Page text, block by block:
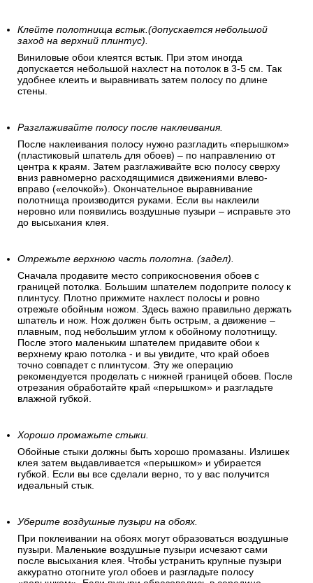
Клейте полотнища встык.(допускается небольшой
заход на верхний плинтус).
Виниловые обои клеятся встык. При этом иногда
допускается небольшой нахлест на потолок в 3-5 см. Так
удобнее клеить и выравнивать затем полосу по длине
стены.
Разглаживайте полосу после наклеивания.
После наклеивания полосу нужно разгладить «перышком»
(пластиковый шпатель для обоев) – по направлению от
центра к краям. Затем разглаживайте всю полосу сверху
вниз равномерно расходящимися движениями влево-
вправо («елочкой»). Окончательное выравнивание
полотнища производится руками. Если вы наклеили
неровно или появились воздушные пузыри – исправьте это
до высыхания клея.
Отрежьте верхнюю часть полотна. (задел).
Сначала продавите место соприкосновения обоев с
границей потолка. Большим шпателем подоприте полосу к
плинтусу. Плотно прижмите нахлест полосы и ровно
отрежьте обойным ножом. Здесь важно правильно держать
шпатель и нож. Нож должен быть острым, а движение –
плавным, под небольшим углом к обойному полотнищу.
После этого маленьким шпателем придавите обои к
верхнему краю потолка - и вы увидите, что край обоев
точно совпадет с плинтусом. Эту же операцию
рекомендуется проделать с нижней границей обоев. После
отрезания обработайте край «перышком» и разгладьте
влажной губкой.
Хорошо промажьте стыки.
Обойные стыки должны быть хорошо промазаны. Излишек
клея затем выдавливается «перышком» и убирается
губкой. Если вы все сделали верно, то у вас получится
идеальный стык.
Уберите воздушные пузыри на обоях.
При поклеивании на обоях могут образоваться воздушные
пузыри. Маленькие воздушные пузыри исчезают сами
после высыхания клея. Чтобы устранить крупные пузыри
аккуратно отогните угол обоев и разгладьте полосу